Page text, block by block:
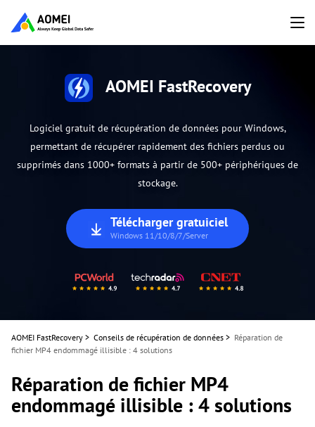
AOMEI FastRecovery
Logiciel gratuit de récupération de données pour Windows,
permettant de récupérer rapidement des fichiers perdus ou
supprimés dans 1000+ formats à partir de 500+ périphériques de
stockage.
Télécharger gratuiciel
Windows 11/10/8/7/Server
AOMEI FastRecovery > Conseils de récupération de données > Réparation de
fichier MP4 endommagé illisible : 4 solutions
Réparation de fichier MP4
endommagé illisible : 4 solutions